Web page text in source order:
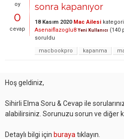
oy
0
cevap
sonra kapanıyor
18 Kasım 2020 Mac Ailesi
Asenaiflazoglu8 Yeni Kullanıcı (140
soruldu
macbookpro
kapanma
Hoş geldiniz,
Sihirli Elma Soru & Cevap ile
alabilirsiniz. Sorunuzu sorun ve diğer
Detaylı bilgi için buraya tıklayın.